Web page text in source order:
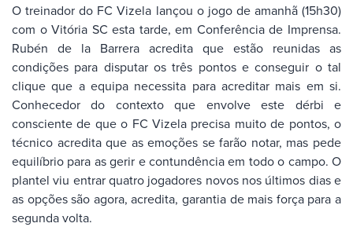
O treinador do FC Vizela lançou o jogo de amanhã (15h30)
com o Vitória SC esta tarde, em Conferência de Imprensa.
Rubén de la Barrera acredita que estão reunidas as
condições para disputar os três pontos e conseguir o tal
clique que a equipa necessita para acreditar mais em si.
Conhecedor do contexto que envolve este dérbi e
consciente de que o FC Vizela precisa muito de pontos, o
técnico acredita que as emoções se farão notar, mas pede
equilíbrio para as gerir e contundência em todo o campo. O
plantel viu entrar quatro jogadores novos nos últimos dias e
as opções são agora, acredita, garantia de mais força para a
segunda volta.